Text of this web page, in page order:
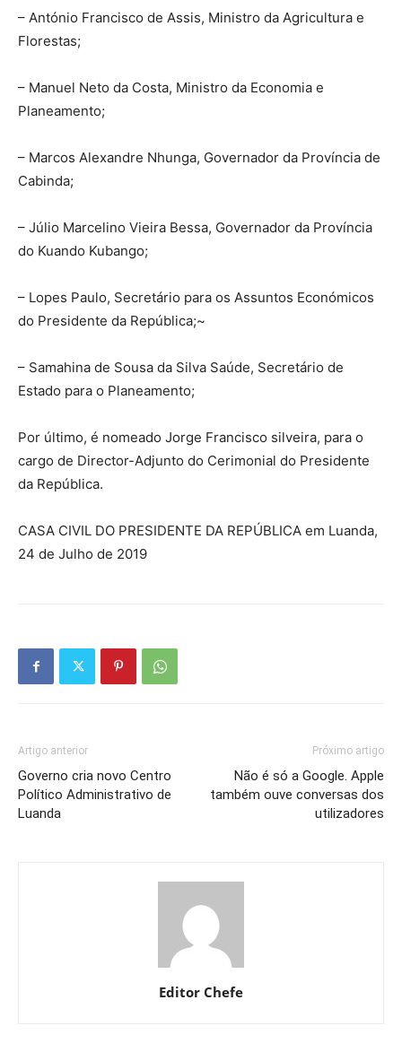
– António Francisco de Assis, Ministro da Agricultura e
Florestas;
– Manuel Neto da Costa, Ministro da Economia e
Planeamento;
– Marcos Alexandre Nhunga, Governador da Província de
Cabinda;
– Júlio Marcelino Vieira Bessa, Governador da Província
do Kuando Kubango;
– Lopes Paulo, Secretário para os Assuntos Económicos
do Presidente da República;~
– Samahina de Sousa da Silva Saúde, Secretário de
Estado para o Planeamento;
Por último, é nomeado Jorge Francisco silveira, para o
cargo de Director-Adjunto do Cerimonial do Presidente
da República.
CASA CIVIL DO PRESIDENTE DA REPÚBLICA em Luanda,
24 de Julho de 2019
Artigo anterior
Governo cria novo Centro
Político Administrativo de
Luanda
Próximo artigo
Não é só a Google. Apple
também ouve conversas dos
utilizadores
Editor Chefe